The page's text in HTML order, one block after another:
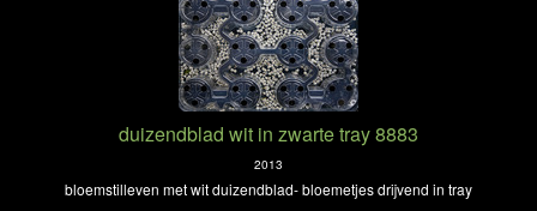
duizendblad wit in zwarte tray 8883
2013
bloemstilleven met wit duizendblad- bloemetjes drijvend in tray